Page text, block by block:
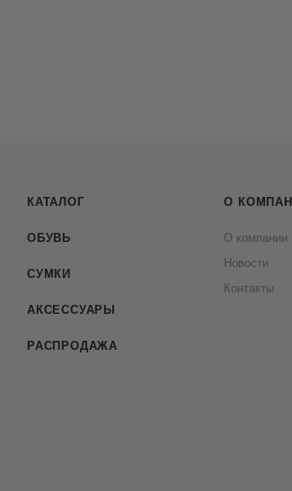
КАТАЛОГ
ОБУВЬ
СУМКИ
АКСЕССУАРЫ
РАСПРОДАЖА
О
О компании
Новости
Контакты